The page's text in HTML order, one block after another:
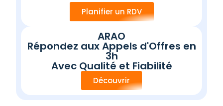
Planifier un RDV
ARAO
Répondez aux Appels d'Offres en
3h
Avec Qualité et Fiabilité
Découvrir